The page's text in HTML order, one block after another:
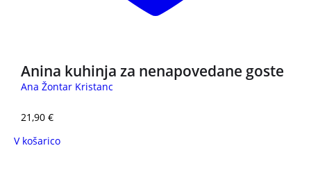
Anina kuhinja za nenapovedane goste
Ana Žontar Kristanc
21,90 €
V košarico